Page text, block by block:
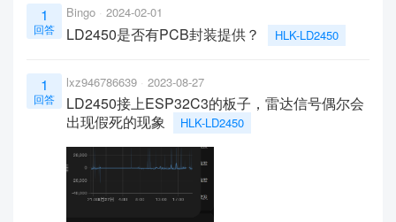
1
回答
Bingo 2024-02-01
LD2450是否有PCB封装提供？ HLK-LD2450
1
回答
lxz946786639 2023-08-27
LD2450接上ESP32C3的板子，雷达信号偶尔会
出现假死的现象
HLK-LD2450